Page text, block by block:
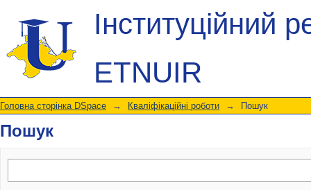
Інституційний
ETNUIR
Головна сторінка DSpace → Кваліфікаційні роботи → Пошук
Пошук